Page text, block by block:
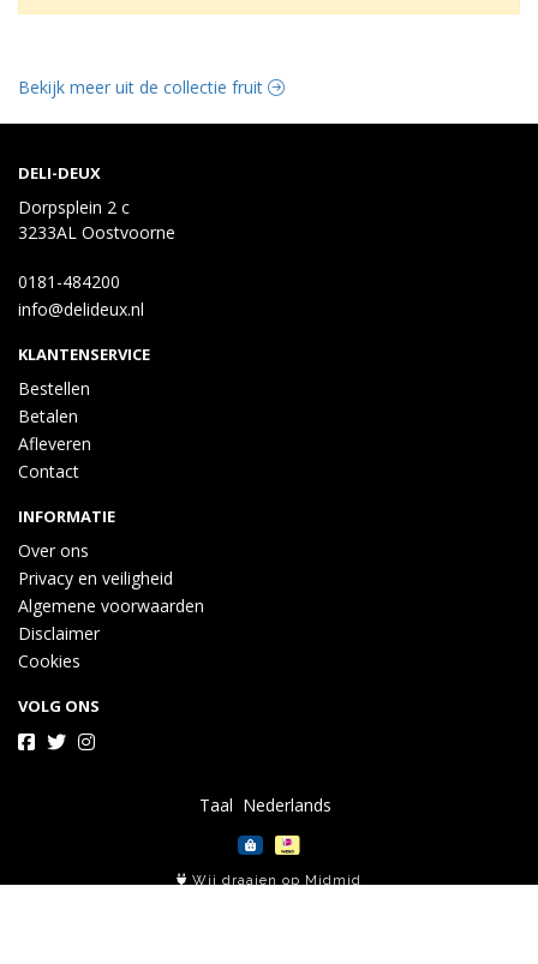
Bekijk meer uit de collectie fruit
DELI-DEUX
Dorpsplein 2 c
3233AL Oostvoorne
0181-484200
info@delideux.nl
KLANTENSERVICE
Bestellen
Betalen
Afleveren
Contact
INFORMATIE
Over ons
Privacy en veiligheid
Algemene voorwaarden
Disclaimer
Cookies
VOLG ONS
Taal
Wij draaien op Midmid